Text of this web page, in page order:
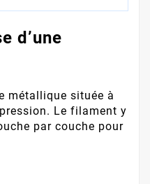
d’une
métallique située à
Le filament y
par couche pour